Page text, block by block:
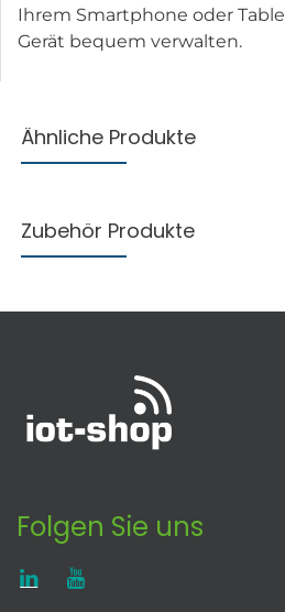
Ihrem Smartphone oder
Gerät bequem verwalten.
Ähnliche Produkte
Zubehör Produkte
Folgen Sie uns